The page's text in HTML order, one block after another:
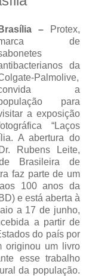
Brasília – Protex,
de
da
Palmolive,
a
para
a exposição
“Laços
A abertura do
Rubens Leite,
Brasileira de
faz parte de um
100 anos da
e está aberta à
a 17 de junho,
a partir de
do país por
originou um livro
esse trabalho
da população.